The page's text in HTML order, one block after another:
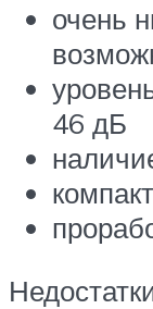
очень
46 дБ